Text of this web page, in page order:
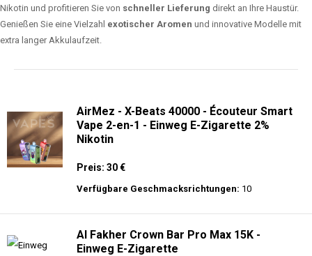
Nikotin und profitieren Sie von schneller Lieferung direkt an Ihre Haustür.
Genießen Sie eine Vielzahl exotischer Aromen und innovative Modelle mit
extra langer Akkulaufzeit.
AirMez - X-Beats 40000 - Écouteur Smart
Vape 2-en-1 - Einweg E-Zigarette 2%
Nikotin
Preis: 30 €
Verfügbare Geschmacksrichtungen: 10
Al Fakher Crown Bar Pro Max 15K -
Einweg E-Zigarette